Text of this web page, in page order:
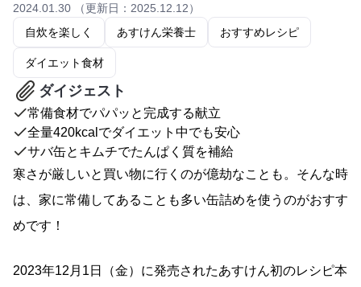
2024.01.30 （更新日：2025.12.12）
自炊を楽しく
あすけん栄養士 おすすめレシピ
ダイエット食材
ダイジェスト
常備食材でパパッと完成する献立
全量420kcalでダイエット中でも安心
サバ缶とキムチでたんぱく質を補給
寒さが厳しいと買い物に行くのが億劫なことも。そんな時
は、家に常備してあることも多い缶詰めを使うのがおすす
めです！
2023年12月1日（金）に発売されたあすけん初のレシピ本